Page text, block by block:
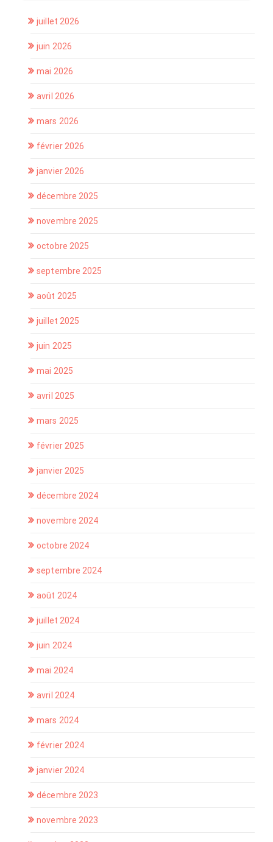
juillet 2026
juin 2026
mai 2026
avril 2026
mars 2026
février 2026
janvier 2026
décembre 2025
novembre 2025
octobre 2025
septembre 2025
août 2025
juillet 2025
juin 2025
mai 2025
avril 2025
mars 2025
février 2025
janvier 2025
décembre 2024
novembre 2024
octobre 2024
septembre 2024
août 2024
juillet 2024
juin 2024
mai 2024
avril 2024
mars 2024
février 2024
janvier 2024
décembre 2023
novembre 2023